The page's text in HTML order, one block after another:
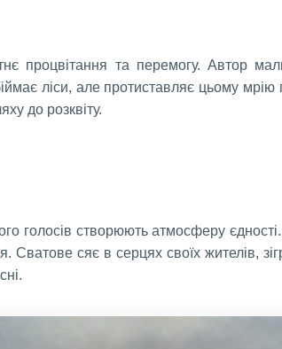
процвітання та перемогу. Автор
ліси, але протиставляє цьому мрію
до розквіту.
голосів створюють атмосферу
сяє в серцях своїх жителів,